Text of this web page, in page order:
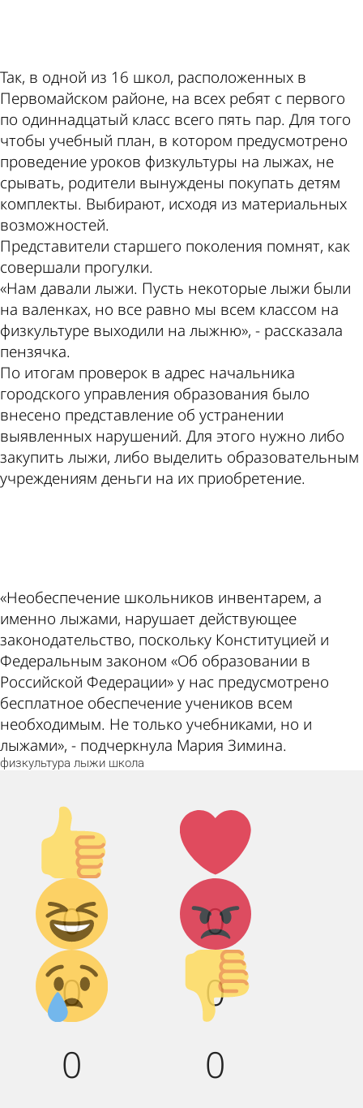
Так, в одной из 16 школ, расположенных в
Первомайском районе, на всех ребят с первого
по одиннадцатый класс всего пять пар. Для того
чтобы учебный план, в котором предусмотрено
проведение уроков физкультуры на лыжах, не
срывать, родители вынуждены покупать детям
комплекты. Выбирают, исходя из материальных
возможностей.
Представители старшего поколения помнят, как
совершали прогулки.
«Нам давали лыжи. Пусть некоторые лыжи были
на валенках, но все равно мы всем классом на
физкультуре выходили на лыжню», - рассказала
пензячка.
По итогам проверок в адрес начальника
городского управления образования было
внесено представление об устранении
выявленных нарушений. Для этого нужно либо
закупить лыжи, либо выделить образовательным
учреждениям деньги на их приобретение.
«Необеспечение школьников инвентарем, а
именно лыжами, нарушает действующее
законодательство, поскольку Конституцией и
Федеральным законом «Об образовании в
Российской Федерации» у нас предусмотрено
бесплатное обеспечение учеников всем
необходимым. Не только учебниками, но и
лыжами», - подчеркнула Мария Зимина.
физкультура лыжи школа
Палец
вверх!
0
Лайк!
0
Дикий
смех!
0
Агрессия!
0
Грусть :(
0
Палец
вниз!
0